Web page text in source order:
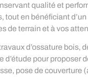
qualité et
en bénéficiant
de terrain et à vos
d’ossature bois,
pour
pose de